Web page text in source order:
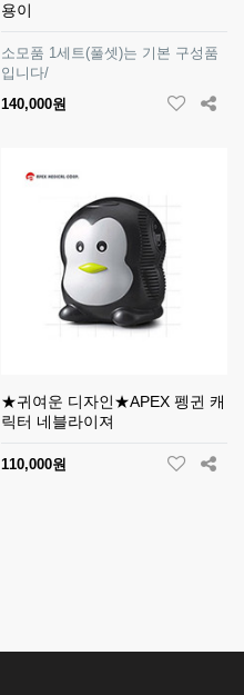
용이
소모품 1세트(풀셋)는 기본 구성품
입니다/
140,000원
★귀여운 디자인★APEX 펭귄 캐
릭터 네블라이져
110,000원